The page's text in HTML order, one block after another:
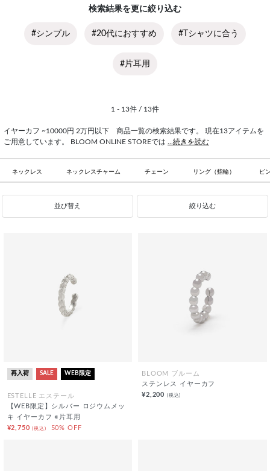
検索結果を更に絞り込む
#シンプル #20代におすすめ #Tシャツに合う
#片耳用
1 - 13件 / 13件
イヤーカフ ~10000円 2万円以下 商品一覧の検索結果です。 現在13アイテムを
ご用意しています。 BLOOM ONLINE STOREでは ...続きを読む
ネックレス ネックレスチャーム チェーン リング（指輪） ピ
並び替え 絞り込む
再入荷 SALE WEB限定
ESTELLE エステール
【WEB限定】シルバー ロジウムメッ
キ イヤーカフ ※片耳用
¥2,750(税込) 50% OFF
BLOOM ブルーム
ステンレス イヤーカフ
¥2,200 (税込)